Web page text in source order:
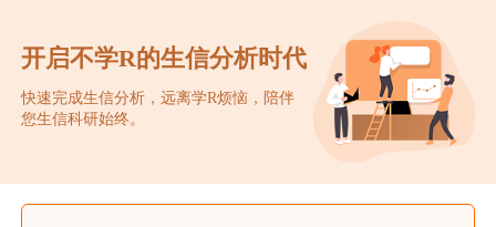
开启不学R的生信分析时代
快速完成生信分析，远离学R烦恼，陪伴
您生信科研始终。